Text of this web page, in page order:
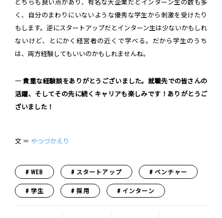
どちらも良い点があり、有名な大企業だとインターン生の数も多
く、自分のまわりにいないような優秀な学生から刺激を受けたり
もします。逆にスタートアップだとインターン生は少ないかもしれ
ないけど、とにかく経営者の近くで学べる。だから学生のうち
は、両方経験してもいいのかもしれませんね。
― 貴重な経験談をありがとうございました。就職先での皆さんの
活躍、そしてその先に続くキャリアも楽しみです！ありがとうご
ざいました！
文 ＝ やつづかえり
WEB スタートアップ ベンチャー
学生 採用 インターン